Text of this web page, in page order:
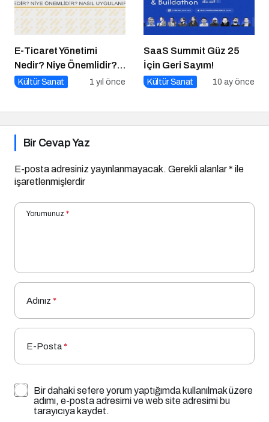
E-Ticaret Yönetimi
Nedir? Niye Önemlidir?
E-Ticaret Yönetimi Nasıl
Kültür Sanat 1 yıl önce
SaaS Summit Güz 25
İçin Geri Sayım!
Kültür Sanat 10 ay önce
Bir Cevap Yaz
E-posta adresiniz yayınlanmayacak. Gerekli alanlar* ile
işaretlenmişlerdir
Yorumunuz *
Adınız *
E-Posta*
Bir dahaki sefere yorum yaptığımda kullanılmak üzere
adımı, e-posta adresimi ve web site adresimi bu
tarayıcıya kaydet.